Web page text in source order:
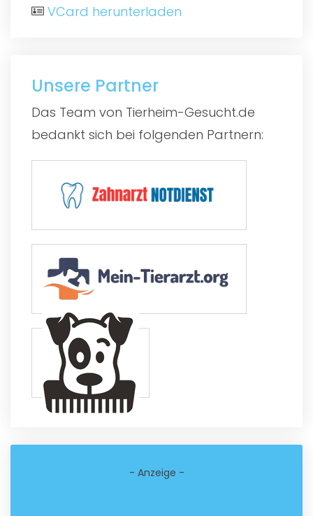
VCard herunterladen
Unsere Partner
Das Team von Tierheim-Gesucht.de
bedankt sich bei folgenden Partnern:
- Anzeige -